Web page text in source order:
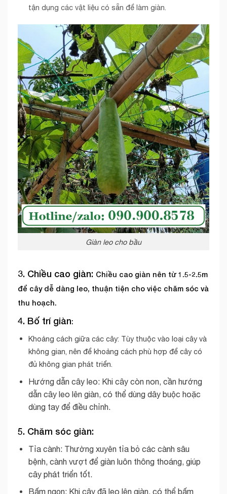
tận dụng các vật liệu có sẵn để làm giàn.
Giàn leo cho bầu
3. Chiều cao giàn: Chiều cao giàn nên từ 1.5-2.5m
để cây dễ dàng leo, thuận tiện cho việc chăm sóc và
thu hoạch.
4. Bố trí giàn:
Khoảng cách giữa các cây: Tùy thuộc vào loại cây và
không gian, nên để khoảng cách phù hợp để cây có
đủ không gian phát triển.
Hướng dẫn cây leo: Khi cây còn non, cần hướng
dẫn cây leo lên giàn, có thể dùng dây buộc hoặc
dùng tay để điều chỉnh.
5. Chăm sóc giàn:
Tỉa cành: Thường xuyên tỉa bỏ các cành sâu
bệnh, cành vượt để giàn luôn thông thoáng, giúp
cây phát triển tốt.
Bấm ngọn: Khi cây đã leo lên giàn, có thể bấm